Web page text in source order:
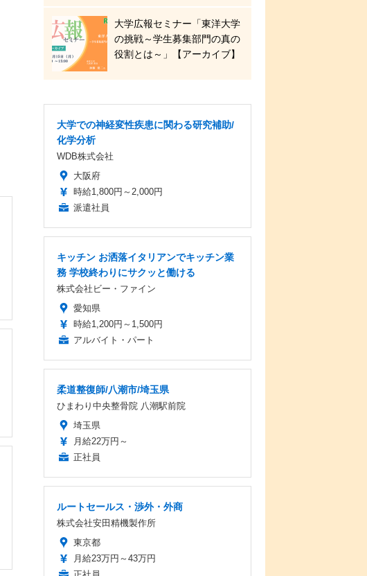
大学広報セミナー「東洋大学
の挑戦～学生募集部門の真の
役割とは～」【アーカイブ】
大学での神経変性疾患に関わる研究補助/
化学分析
WDB株式会社
大阪府
時給1,800円～2,000円
派遣社員
キッチン お洒落イタリアンでキッチン業
務 学校終わりにサクッと働ける
株式会社ビー・ファイン
愛知県
時給1,200円～1,500円
アルバイト・パート
柔道整復師/八潮市/埼玉県
ひまわり中央整骨院 八潮駅前院
埼玉県
月給22万円～
正社員
ルートセールス・渉外・外商
株式会社安田精機製作所
東京都
月給23万円～43万円